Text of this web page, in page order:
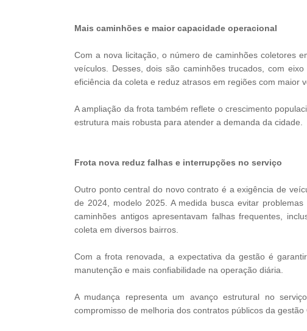
Mais caminhões e maior capacidade operacional
Com a nova licitação, o número de caminhões coletores
veículos. Desses, dois são caminhões trucados, com
eficiência da coleta e reduz atrasos em regiões com maior
A ampliação da frota também reflete o crescimento
estrutura mais robusta para atender a demanda da cidade.
Frota nova reduz falhas e interrupções no serviço
Outro ponto central do novo contrato é a exigência de
de 2024, modelo 2025. A medida busca evitar
caminhões antigos apresentavam falhas frequentes,
coleta em diversos bairros.
Com a frota renovada, a expectativa da gestão é
manutenção e mais confiabilidade na operação diária.
A mudança representa um avanço estrutural no
compromisso de melhoria dos contratos públicos da gestão